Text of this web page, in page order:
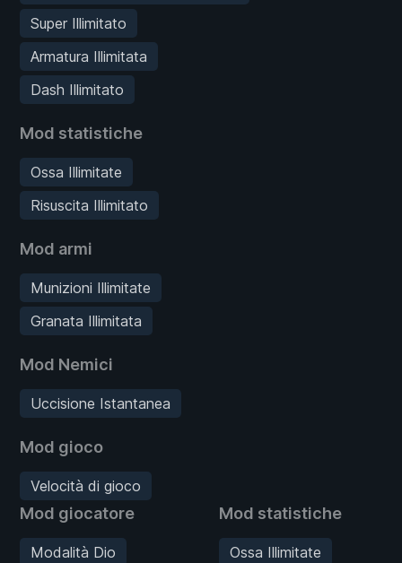
Super Illimitato
Armatura Illimitata
Dash Illimitato
Mod statistiche
Ossa Illimitate
Risuscita Illimitato
Mod armi
Munizioni Illimitate
Granata Illimitata
Mod Nemici
Uccisione Istantanea
Mod gioco
Velocità di gioco
Mod giocatore
Modalità Dio
Mod statistiche
Ossa Illimitate